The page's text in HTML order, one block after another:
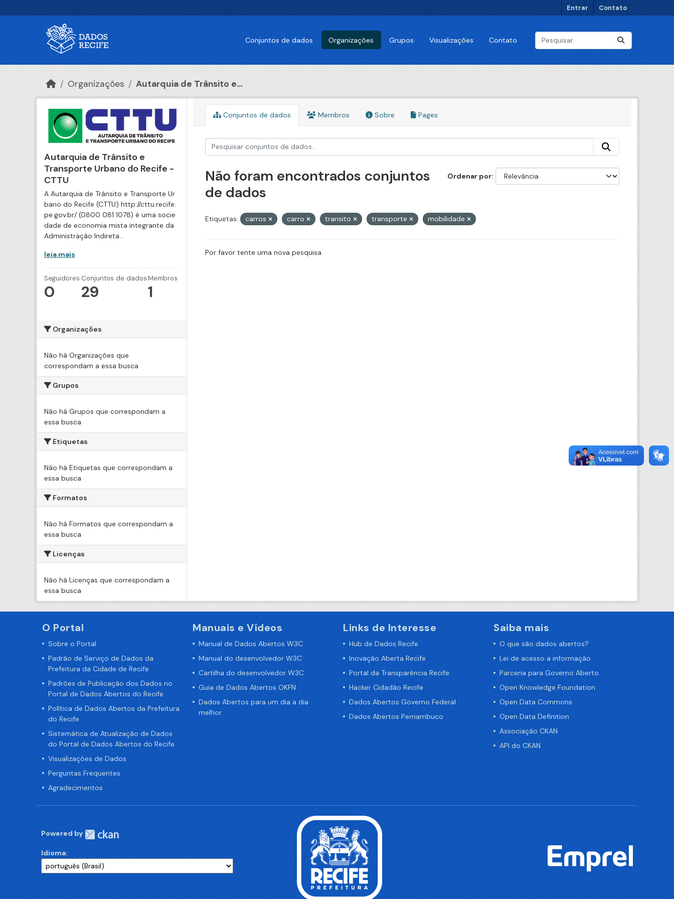
Entrar Contato
Conjuntos de dados Organizações Grupos Visualizações Contato
Organizações Autarquia de Trânsito e...
Autarquia de Trânsito e
Transporte Urbano do Recife -
CTTU
A Autarquia de Trânsito e Transporte Ur
bano do Recife (CTTU) http://cttu.recife.
pe.gov.br/ (0800 081 1078) é uma socie
dade de economia mista integrante da
Administração Indireta...
leia mais
Seguidores
0
Conjuntos de dados
29
Membros
1
Organizações
Não há Organizações que
correspondam a essa busca
Grupos
Não há Grupos que correspondam a
essa busca
Etiquetas
Não há Etiquetas que correspondam a
essa busca
Formatos
Não há Formatos que correspondam a
essa busca
Licenças
Não há Licenças que correspondam a
essa busca
Conjuntos de dados Membros Sobre Pages
Ordenar por
Não foram encontrados conjuntos
de dados
Etiquetas: carros carro transito transporte mobilidade
Por favor tente uma nova pesquisa.
O Portal
Sobre o Portal
Padrão de Serviço de Dados da
Prefeitura da Cidade de Recife
Padrões de Publicação dos Dados no
Portal de Dados Abertos do Recife
Política de Dados Abertos da Prefeitura
do Recife
Sistemática de Atualização de Dados
do Portal de Dados Abertos do Recife
Visualizações de Dados
Perguntas Frequentes
Agradecimentos
Manuais e Vídeos
Manual de Dados Abertos W3C
Manual do desenvolvedor W3C
Cartilha do desenvolvedor W3C
Guia de Dados Abertos OKFN
Dados Abertos para um dia a dia
melhor
Links de Interesse
Hub de Dados Recife
Inovação Aberta Recife
Portal da Transparência Recife
Hacker Cidadão Recife
Dados Abertos Governo Federal
Dados Abertos Pernambuco
Saiba mais
O que são dados abertos?
Lei de acesso a informação
Parceria para Governo Aberto
Open Knowledge Foundation
Open Data Commons
Open Data Definition
Associação CKAN
API do CKAN
Powered by
Idioma